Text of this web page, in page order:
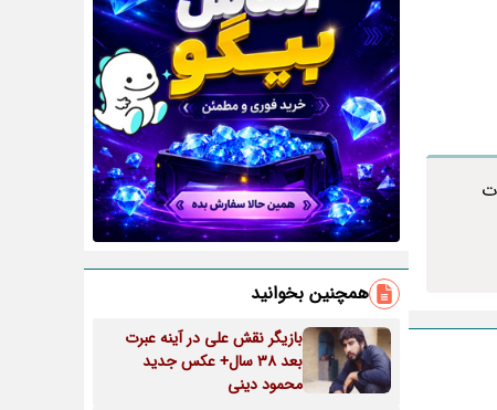
همچنین بخوانید
بازیگر نقش علی در آینه عبرت
بعد 38 سال+ عکس جدید
محمود دینی